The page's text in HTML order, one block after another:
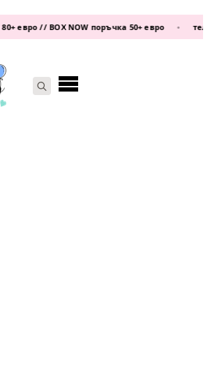
// BOX NOW поръчка 50+ евро • телефон: